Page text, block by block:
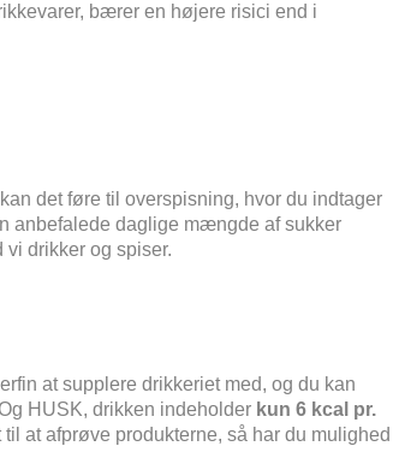
bærer en højere risici end i
det føre til overspisning, hvor du indtager
anbefalede daglige mængde af sukker
drikker og spiser.
at supplere drikkeriet med, og du kan
HUSK, drikken indeholder kun 6 kcal pr.
at afprøve produkterne, så har du mulighed